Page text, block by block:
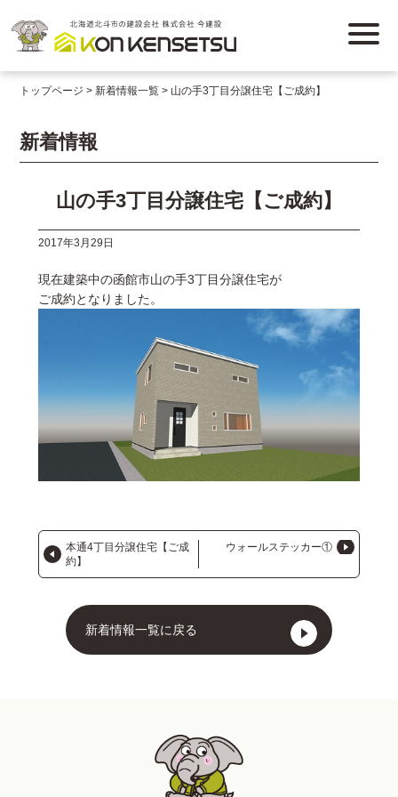
トップページ 新着情報一覧 山の手3丁目分譲住宅【ご成約】
新着情報
山の手3丁目分譲住宅【ご成約】
2017年3月29日
現在建築中の函館市山の手3丁目分譲住宅が
ご成約となりました。
本通4丁目分譲住宅【ご成
約】
ウォールステッカー①
新着情報一覧に戻る